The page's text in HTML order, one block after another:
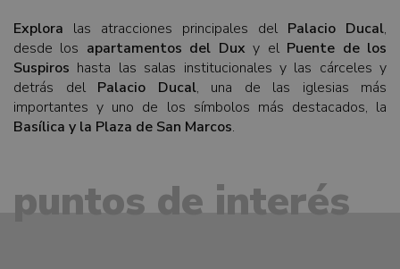
Explora las atracciones principales del Palacio Ducal,
desde los apartamentos del Dux y el Puente de los
Suspiros hasta las salas institucionales y las cárceles y
detrás del Palacio Ducal, una de las iglesias más
importantes y uno de los símbolos más destacados, la
Basílica y la Plaza de San Marcos.
puntos de interés